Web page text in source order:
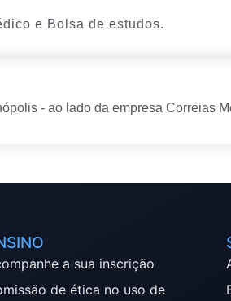
e Bolsa de estudos.
- ao lado da empresa Correias
a sua inscrição
de ética no uso de